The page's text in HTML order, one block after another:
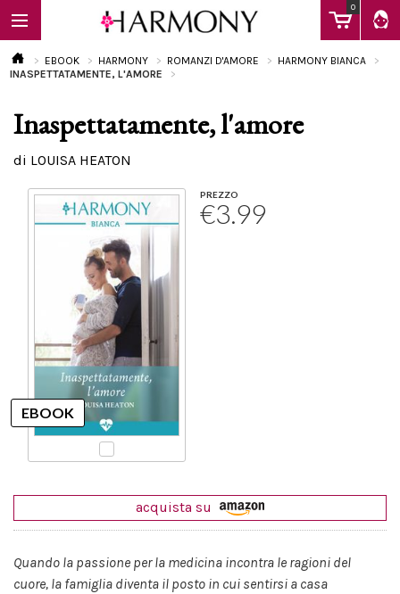
0
EBOOK
EBOOK HARMONY ROMANZI D'AMORE
HARMONY BIANCA
INASPETTATAMENTE, L'AMORE
Inaspettatamente, l'amore
di LOUISA HEATON
PREZZO
€3.99
acquista su
Quando la passione per la medicina incontra le ragioni del
cuore, la famiglia diventa il posto in cui sentirsi a casa